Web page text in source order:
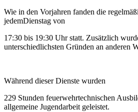
Wie in den Vorjahren fanden die
jedemDienstag von
17:30 bis 19:30 Uhr statt. Zusätzlich
unterschiedlichsten Gründen an anderen
Während dieser Dienste wurden
229 Stunden feuerwehrtechnischen
allgemeine Jugendarbeit geleistet.